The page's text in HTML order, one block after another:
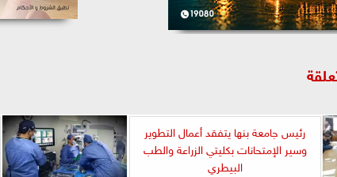
رئيس جامعة بنها يتفقد أعمال التطوير
وسير الإمتحانات بكليتي الزراعة والطب
البيطري